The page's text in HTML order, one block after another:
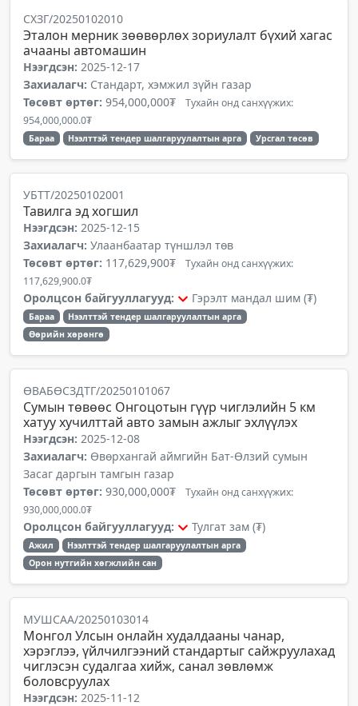
СХЗГ/20250102010
Эталон мерник зөөвөрлөх зориулалт бүхий хагас
ачааны автомашин
Нээгдсэн: 2025-12-17
Захиалагч: Стандарт, хэмжил зүйн газар
Төсөвт өртөг: 954,000,000₮ Тухайн онд санхүүжих:
954,000,000.0₮
Бараа Нээлттэй тендер шалгаруулалтын арга Урсгал төсөв
УБТТ/20250102001
Тавилга эд хогшил
Нээгдсэн: 2025-12-15
Захиалагч: Улаанбаатар түншлэл төв
Төсөвт өртөг: 117,629,900₮ Тухайн онд санхүүжих:
117,629,900.0₮
Оролцсон байгууллагууд: Гэрэлт мандал шим (₮)
Бараа
Нээлттэй тендер шалгаруулалтын арга
Өөрийн хөрөнгө
ӨВАБӨСЗДТГ/20250101067
Сумын төвөөс Онгоцотын гүүр чиглэлийн 5 км
хатуу хучилттай авто замын ажлыг эхлүүлэх
Нээгдсэн: 2025-12-08
Захиалагч: Өвөрхангай аймгийн Бат-Өлзий сумын
Засаг даргын тамгын газар
Төсөвт өртөг: 930,000,000₮ Тухайн онд санхүүжих:
930,000,000.0₮
Оролцсон байгууллагууд: Тулгат зам (₮)
Ажил
Нээлттэй тендер шалгаруулалтын арга
Орон нутгийн хөгжлийн сан
МУШСАА/20250103014
Монгол Улсын онлайн худалдааны чанар,
хэрэглээ, үйлчилгээний стандартыг сайжруулахад
чиглэсэн судалгаа хийж, санал зөвлөмж
боловсруулах
Нээгдсэн: 2025-11-12